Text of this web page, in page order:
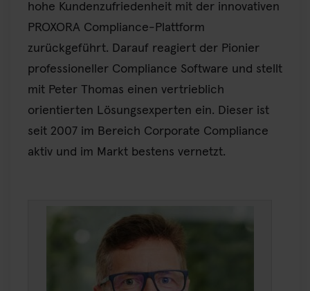
hohe Kundenzufriedenheit mit der innovativen
PROXORA Compliance-Plattform
zurückgeführt. Darauf reagiert der Pionier
professioneller Compliance Software und stellt
mit Peter Thomas einen vertrieblich
orientierten Lösungsexperten ein. Dieser ist
seit 2007 im Bereich Corporate Compliance
aktiv und im Markt bestens vernetzt.